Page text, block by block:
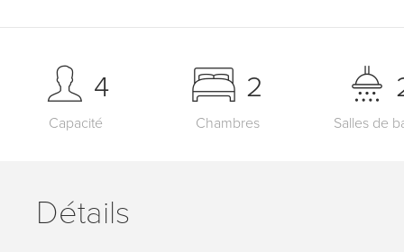
Capacité
4
Chambres
2
Salles de
Détails